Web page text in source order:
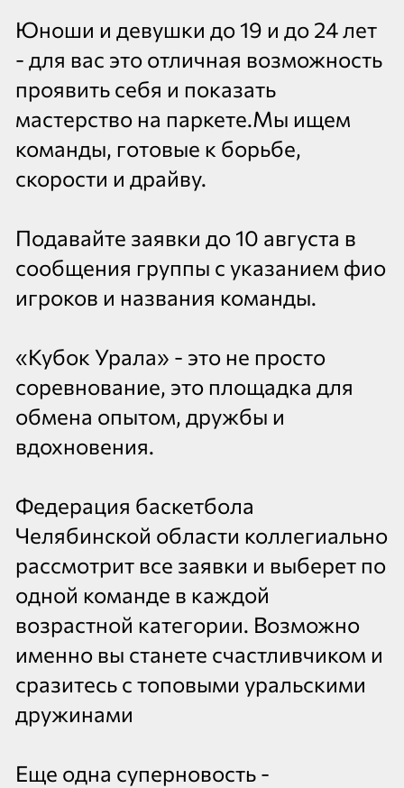
Юноши и девушки до 19 и до 24 лет
- для вас это отличная возможность
проявить себя и показать
мастерство на паркете.Мы ищем
команды, готовые к борьбе,
скорости и драйву.
Подавайте заявки до 10 августа в
сообщения группы с указанием фио
игроков и названия команды.
«Кубок Урала» - это не просто
соревнование, это площадка для
обмена опытом, дружбы и
вдохновения.
Федерация баскетбола
Челябинской области коллегиально
рассмотрит все заявки и выберет по
одной команде в каждой
возрастной категории. Возможно
именно вы станете счастливчиком и
сразитесь с топовыми уральскими
дружинами
Еще одна суперновость -